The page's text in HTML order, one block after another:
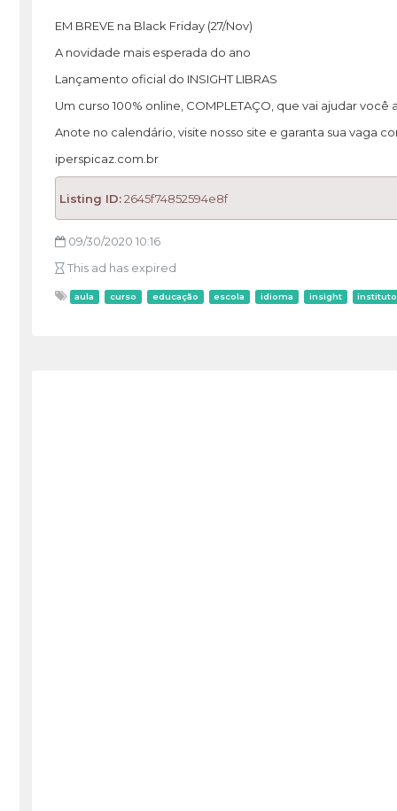
EM BREVE na Black Friday (27/Nov)
A novidade mais esperada do ano
Lançamento oficial do INSIGHT LIBRAS
Um curso 100% online, COMPLETAÇO, que vai ajudar
Anote no calendário, visite nosso site e garanta sua vaga
iperspicaz.com.br
Listing ID:2645f74852594e8f
09/30/2020 10:16
This ad has expired
aula curso educação escola idioma insight instituto